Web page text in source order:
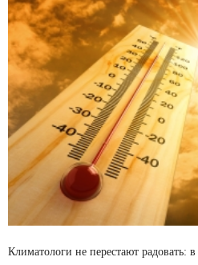
Климатологи не перестают радовать: